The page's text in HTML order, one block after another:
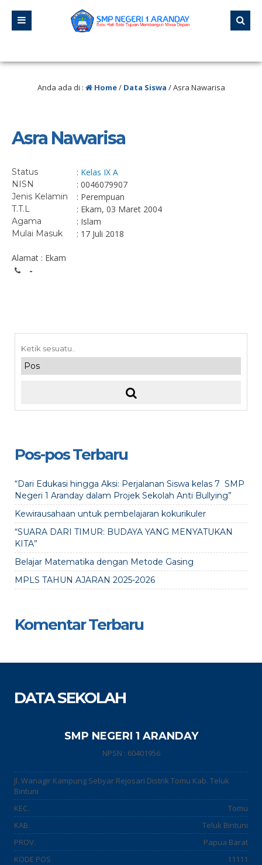
adalah senjata paling ampuh yang bisa kamu gunakan untuk
Anda ada di : Home/ Data Siswa /Asra Nawarisa
Asra Nawarisa
Status : Kelas IX A
NISN : 0046079907
Jenis Kelamin : Perempuan
T.T.L : Ekam, 03 Maret 2004
Agama : Islam
Mulai Masuk : 17 Juli 2018
Alamat : Ekam
-
Pos-pos Terbaru
“Dari Edukasi hingga Aksi: Perjalanan Siswa kelas 7 SMP
Negeri 1 Aranday dalam Projek Sekolah Anti Bullying”
Kewirausahaan untuk pembelajaran kokurikuler
“SUARA DARI TIMUR: BUDAYA YANG MENYATUKAN
KITA”
Belajar Matematika dengan Metode Gasing
MPLS TAHUN AJARAN 2025-2026
Komentar Terbaru
DATA SEKOLAH
SMP NEGERI 1 ARANDAY
NPSN : 60401956
Jl. Wanagir Kampung Sebyar Rejosari Distrik Tomu Kab. Teluk
Bintuni
KEC.
Tomu
KAB.
Teluk Bintuni
PROV.
Papua Barat
KODE POS
11111